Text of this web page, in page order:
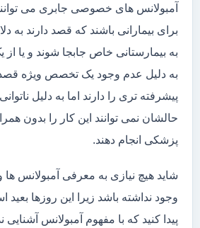
آمبولانس های خصوصی جابری می
برای بیمارانی باشند که قصد دارند به
به بیمارستانی خاص جابجا شوند و یا از
به دلیل عدم وجود یک تخصص ویژه قصد
پیشرفته تری را دارند اما به دلیل
حالشان نمی توانند این کار را بدون
پزشکی انجام دهند.
شاید هیچ نیازی به معرفی آمبولانس
وجود نداشته باشد زیرا این روزها بعید
پیدا کنید که با مفهوم آمبولانس آشنایی